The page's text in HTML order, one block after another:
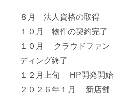
８月 法人資格の取得
１０月 物件の契約完了
１０月 クラウドファン
ディング終了
１２月上旬 HP開発開始
２０２６年１月 新店舗